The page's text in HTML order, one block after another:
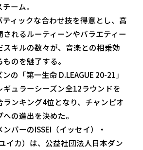
ーム。
ティックな合わせ技を得意とし、高
されるルーティーンやバラエティー
スキルの数々が、音楽との相乗効
のを魅了する。
の「第一生命 D.LEAGUE 20-21」
ギュラーシーズン全12ラウンドを
ランキング4位となり、チャンピオ
への進出を決めた。
ンバーのISSEI（イッセイ）・
イカ）は、公益社団法人日本ダン